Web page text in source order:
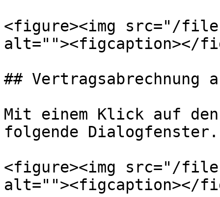
<figure><img src="/files/
alt=""><figcaption></
## Vertragsabrechnung
Mit einem Klick auf
folgende Dialogfenster.
<figure><img src="/files/
alt=""><figcaption></